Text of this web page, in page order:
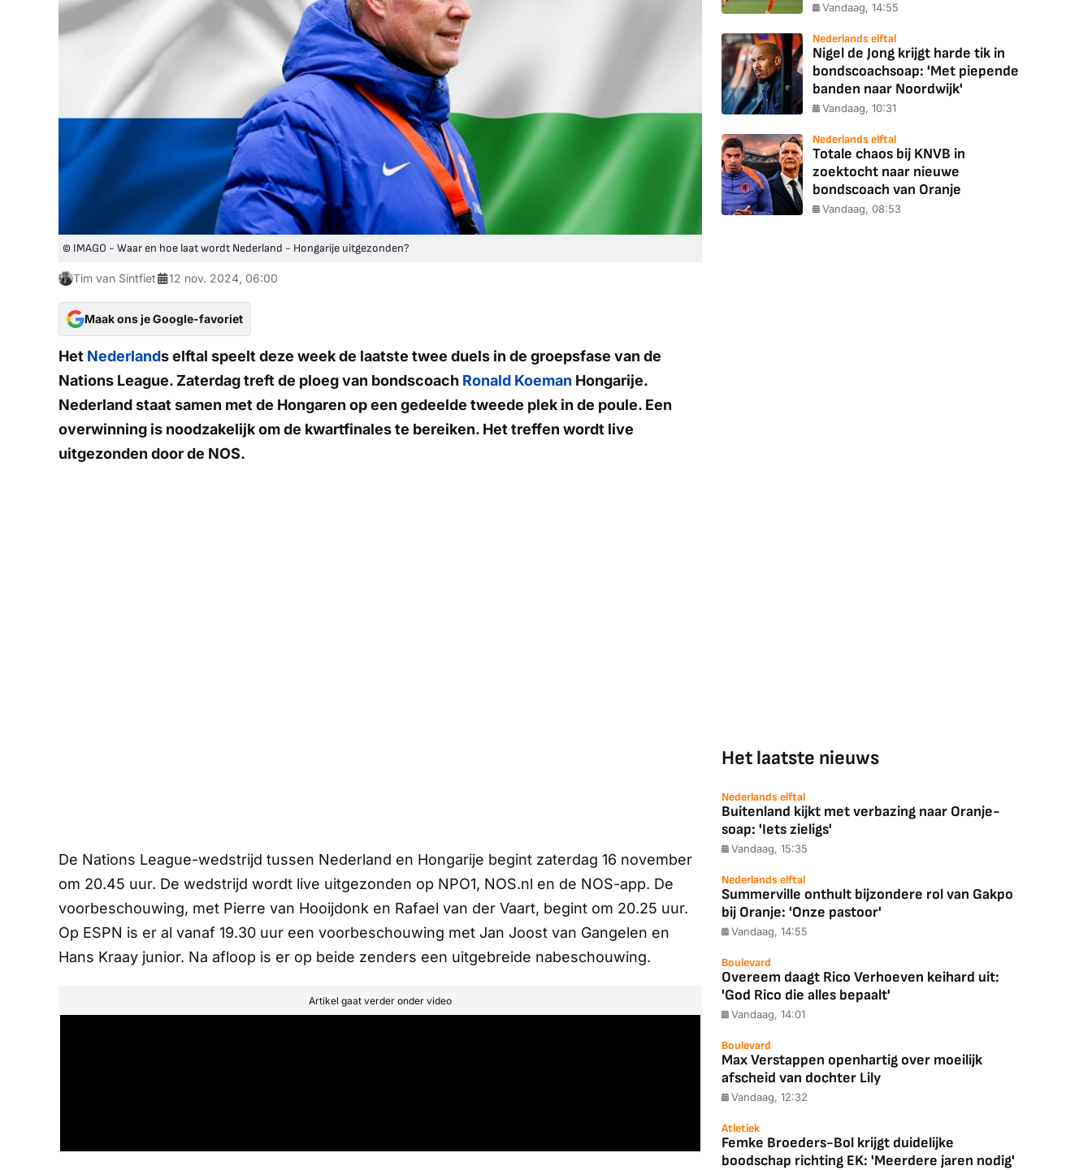
© IMAGO - Waar en hoe laat wordt Nederland - Hongarije uitgezonden?
Tim van Sintfiet 12 nov. 2024, 06:00
Maak ons je Google-favoriet
Het Nederlands elftal speelt deze week de laatste twee duels in de groepsfase van de
Nations League. Zaterdag treft de ploeg van bondscoach Ronald Koeman Hongarije.
Nederland staat samen met de Hongaren op een gedeelde tweede plek in de poule. Een
overwinning is noodzakelijk om de kwartfinales te bereiken. Het treffen wordt live
uitgezonden door de NOS.
De Nations League-wedstrijd tussen Nederland en Hongarije begint zaterdag 16 november
om 20.45 uur. De wedstrijd wordt live uitgezonden op NPO1, NOS.nl en de NOS-app. De
voorbeschouwing, met Pierre van Hooijdonk en Rafael van der Vaart, begint om 20.25 uur.
Op ESPN is er al vanaf 19.30 uur een voorbeschouwing met Jan Joost van Gangelen en
Hans Kraay junior. Na afloop is er op beide zenders een uitgebreide nabeschouwing.
Artikel gaat verder onder video
Vandaag, 14:55
Nederlands elftal
Nigel de Jong krijgt harde tik in
bondscoachsoap: 'Met piepende
banden naar Noordwijk'
Vandaag, 10:31
Nederlands elftal
Totale chaos bij KNVB in
zoektocht naar nieuwe
bondscoach van Oranje
Vandaag, 08:53
Het laatste nieuws
Nederlands elftal
Buitenland kijkt met verbazing naar Oranje-
soap: 'Iets zieligs'
Vandaag, 15:35
Nederlands elftal
Summerville onthult bijzondere rol van Gakpo
bij Oranje: 'Onze pastoor'
Vandaag, 14:55
Boulevard
Overeem daagt Rico Verhoeven keihard uit:
'God Rico die alles bepaalt'
Vandaag, 14:01
Boulevard
Max Verstappen openhartig over moeilijk
afscheid van dochter Lily
Vandaag, 12:32
Atletiek
Femke Broeders-Bol krijgt duidelijke
boodschap richting EK: 'Meerdere jaren nodig'